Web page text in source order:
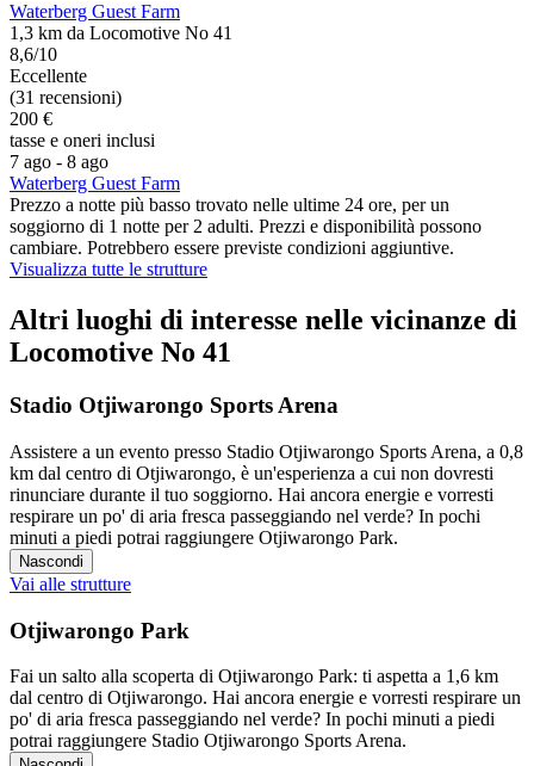
Waterberg Guest Farm
1,3 km da Locomotive No 41
8,6/10
Eccellente
(31 recensioni)
200 €
tasse e oneri inclusi
7 ago - 8 ago
Waterberg Guest Farm
Prezzo a notte più basso trovato nelle ultime 24 ore, per un
soggiorno di 1 notte per 2 adulti. Prezzi e disponibilità possono
cambiare. Potrebbero essere previste condizioni aggiuntive.
Visualizza tutte le strutture
Altri luoghi di interesse nelle vicinanze di
Locomotive No 41
Stadio Otjiwarongo Sports Arena
Assistere a un evento presso Stadio Otjiwarongo Sports Arena, a 0,8
km dal centro di Otjiwarongo, è un'esperienza a cui non dovresti
rinunciare durante il tuo soggiorno. Hai ancora energie e vorresti
respirare un po' di aria fresca passeggiando nel verde? In pochi
minuti a piedi potrai raggiungere Otjiwarongo Park.
Nascondi
Vai alle strutture
Otjiwarongo Park
Fai un salto alla scoperta di Otjiwarongo Park: ti aspetta a 1,6 km
dal centro di Otjiwarongo. Hai ancora energie e vorresti respirare un
po' di aria fresca passeggiando nel verde? In pochi minuti a piedi
potrai raggiungere Stadio Otjiwarongo Sports Arena.